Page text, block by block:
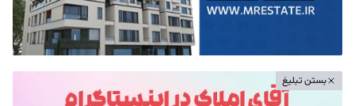
بستن تبلیغ